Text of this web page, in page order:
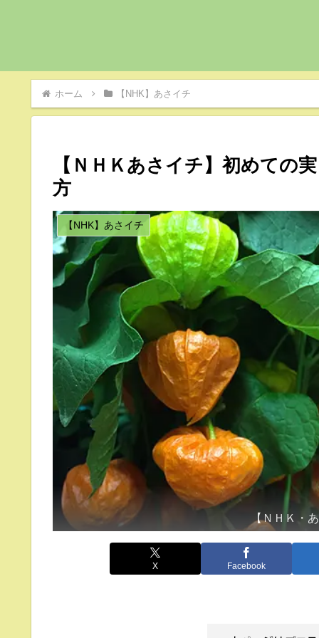
ホーム 【NHK】あさイチ
【ＮＨＫあさイチ】初めての
方
【NHK】あさイチ
【ＮＨＫ・
X Facebook